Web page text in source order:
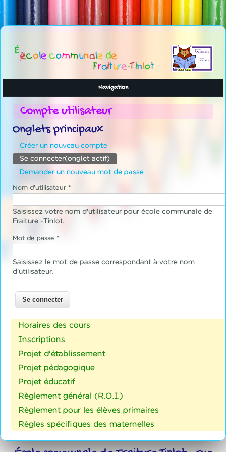
Navigation
Compte utilisateur
Onglets principaux
Créer un nouveau compte
Se connecter(onglet actif)
Demander un nouveau mot de passe
Nom d'utilisateur *
Saisissez votre nom d'utilisateur pour école communale de
Fraiture -Tinlot.
Mot de passe *
Saisissez le mot de passe correspondant à votre nom
d'utilisateur.
Horaires des cours
Inscriptions
Projet d'établissement
Projet pédagogique
Projet éducatif
Règlement général (R.O.I.)
Règlement pour les élèves primaires
Règles spécifiques des maternelles